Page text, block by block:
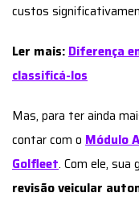
custos
Ler mais: Diferença
classificá-los
Mas, para ter ainda
contar com o Módulo
Golfleet. Com ele,
revisão veicular